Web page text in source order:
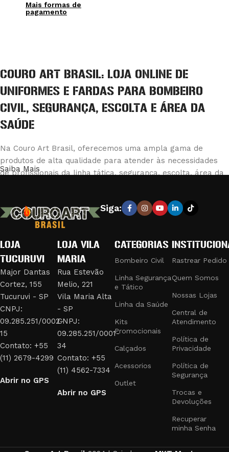
Mais formas de
pagamento
COURO ART BRASIL: LOJA ONLINE DE
UNIFORMES E FARDAS PARA BOMBEIRO
CIVIL, SEGURANÇA, ESCOLTA E ÁREA DA
SAÚDE
Na Couro Art Brasil, oferecemos uma ampla gama de
produtos de alta qualidade para atender às necessidades
de profissionais da linha tática, segurança, escolta, área da
que combinam durabilidade e conforto, garantindo a máxima
eficiência e segurança em suas operações.
PRODUTOS DE QUALIDADE PARA
PROFISSIONAIS EXIGENTES
Nossa linha de produtos inclui:
Uniformes e Fardamentos:
Desenvolvidos para bombeiros
civis, com materiais resistentes ao fogo e design funcional.
Acessórios Táticos:Como bolsões de perna, jet loaders,
fieis retráteis e trançados, que oferecem praticidade e
segurança em missões táticas.
Equipamentos de Segurança: Cassetetes, bastões e tonfas,
essenciais para profissionais de segurança e escolta.
Identificação e Estilo:Botons, brevês e emborrachados,
adicionando um toque de distinção e profissionalismo aos
Na Couro Art, entendemos a importância de equipamentos
Saiba Mais
Siga:
LOJA
TUCURUVI
Major Dantas
Cortez, 155
Tucuruvi - SP
CNPJ:
09.285.251/0002-
15
Contato: +55
(11) 2679-4299
Abrir no GPS
LOJA VILA
MARIA
Rua Estevão
Melio, 221
Vila Maria Alta
- SP
CNPJ:
09.285.251/0001-
34
Contato: +55
(11) 4562-7334
Abrir no GPS
CATEGORIAS
Bombeiro Civil
Linha Segurança
e Tático
Linha da Saúde
Kits
Promocionais
Calçados
Acessorios
Outlet
Rastrear Pedido
Quem Somos
Nossas Lojas
Central de
Atendimento
Política de
Privacidade
Política de
Segurança
Trocas e
Devoluções
Recuperar
minha Senha